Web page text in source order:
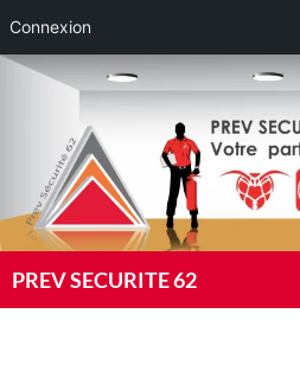
Connexion
Aller
PREV SECURITE 62